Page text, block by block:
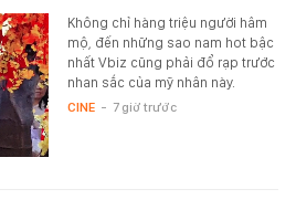
Không chỉ hàng triệu người hâm
mộ, đến những sao nam hot bậc
nhất Vbiz cũng phải đổ rạp trước
nhan sắc của mỹ nhân này.
CINE - 7 giờ trước